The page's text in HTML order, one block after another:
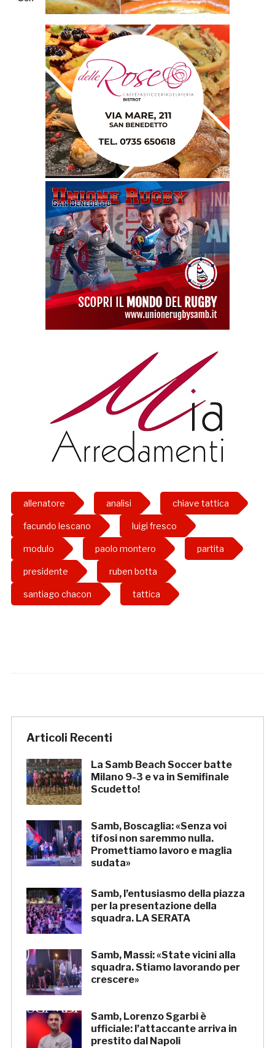
allenatore analisi chiave tattica
facundo lescano luigi fresco
modulo paolo montero partita
presidente ruben botta
santiago chacon tattica
Articoli Recenti
La Samb Beach Soccer batte
Milano 9-3 e va in Semifinale
Scudetto!
Samb, Boscaglia: «Senza voi
tifosi non saremmo nulla.
Promettiamo lavoro e maglia
sudata»
Samb, l’entusiasmo della piazza
per la presentazione della
squadra. LA SERATA
Samb, Massi: «State vicini alla
squadra. Stiamo lavorando per
crescere»
Samb, Lorenzo Sgarbi è
ufficiale: l’attaccante arriva in
prestito dal Napoli